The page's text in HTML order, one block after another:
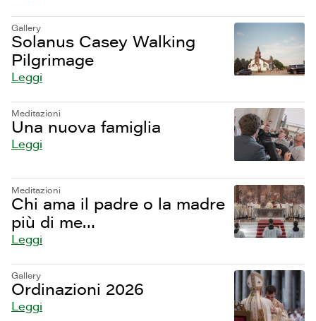
Gallery
Solanus Casey Walking
Pilgrimage
Leggi
Meditazioni
Una nuova famiglia
Leggi
Meditazioni
Chi ama il padre o la madre
più di me…
Leggi
Gallery
Ordinazioni 2026
Leggi